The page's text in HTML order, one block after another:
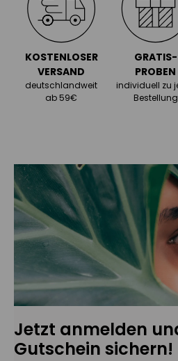
spendet Feuchtigkeit
mildert erste Anzeichen
KOSTENLOSER
VERSAND
deutschlandweit
ab 59€
GRATIS-
PROBEN
individuell zu
Bestellung
Jetzt anmelden
Gutschein sichern!